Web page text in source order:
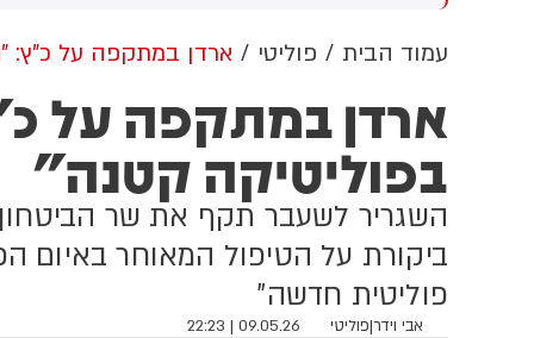
גור במפלגה, בוחנים
אותם לבית החולים הלל יפה.
פונו עם חבלה רב-מערכתית,
וגבר כבן 30 פונה במצב בינוני
עם חבלת ראש. שני פצועים
נוספים - במצב קל
עמוד הבית פוליטי ארדן במתקפה על כ"ץ:
ארדן במתקפה על
בפוליטיקה קטנה"
השגריר לשעבר תקף את שר הביטחון
ביקורת על הטיפול המאוחר באיום
פוליטית חדשה"
אבי וידר|פוליטי 09.05.26 | 22:23